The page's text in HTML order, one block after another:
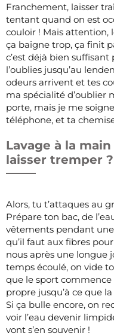
Franchement, laisser
tentant quand on est
couloir ! Mais attention,
ça baigne trop, ça finit
c’est déjà bien
l’oublies jusqu’au
odeurs arrivent et tes
ma spécialité d’oublier
porte, mais je me
téléphone, et ta
Lavage à la
laisser tremper ?
Alors, tu t’attaques au
Prépare ton bac, de
vêtements pendant
qu’il faut aux fibres
nous après une longue
temps écoulé, on vide
que le sport commence
propre jusqu’à ce que
Si ça bulle encore, on
voir l’eau devenir
vont s’en souvenir !